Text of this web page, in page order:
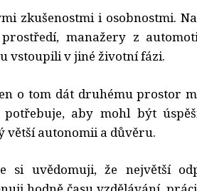
zkušenostmi i osobnostmi.
manažery z
vstoupili v jiné životní fázi.
o tom dát druhému prostor
aby mohl být
autonomii a důvěru.
uvědomuji, že největší